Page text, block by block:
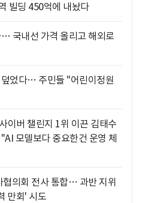
빌딩 450억에 내놨다
국내선 가격 올리고 해외로
었다… 주민들 "어린이정원
이버 챌린지 1위 이끈 김태수
모델보다 중요한건 운영 체
협의회 전사 통합… 과반 지위
만회' 시도